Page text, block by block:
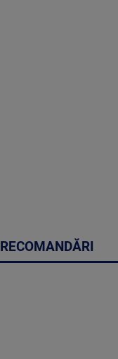
RECOMANDĂRI